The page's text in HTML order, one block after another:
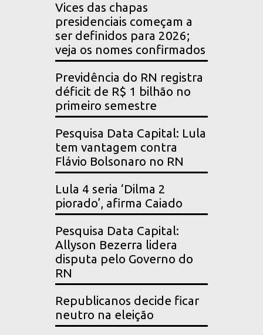
Vices das chapas
presidenciais começam a
ser definidos para 2026;
veja os nomes confirmados
Previdência do RN registra
déficit de R$ 1 bilhão no
primeiro semestre
Pesquisa Data Capital: Lula
tem vantagem contra
Flávio Bolsonaro no RN
Lula 4 seria ‘Dilma 2
piorado’, afirma Caiado
Pesquisa Data Capital:
Allyson Bezerra lidera
disputa pelo Governo do
RN
Republicanos decide ficar
neutro na eleição